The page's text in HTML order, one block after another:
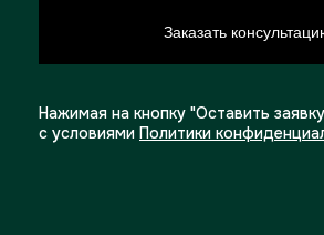
Нажимая на кнопку "Оставить
с условиями Политики